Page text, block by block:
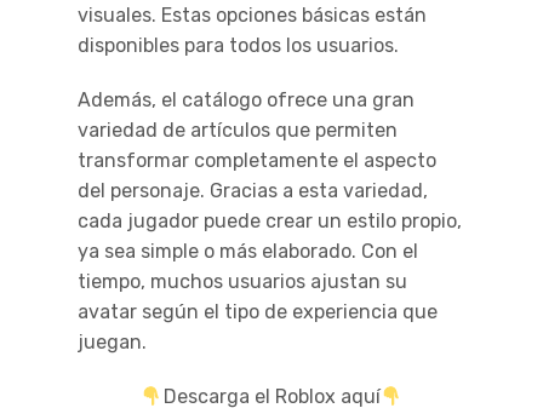
visuales. Estas opciones básicas están
disponibles para todos los usuarios.
Además, el catálogo ofrece una gran
variedad de artículos que permiten
transformar completamente el aspecto
del personaje. Gracias a esta variedad,
cada jugador puede crear un estilo propio,
ya sea simple o más elaborado. Con el
tiempo, muchos usuarios ajustan su
avatar según el tipo de experiencia que
juegan.
Descarga el Roblox aquí